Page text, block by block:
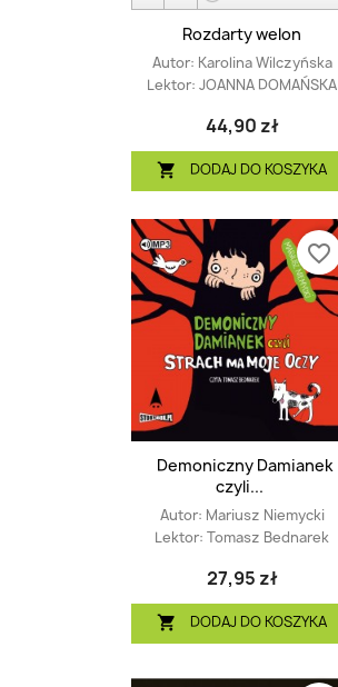
Rozdarty welon
Autor: Karolina Wilczyńska
Lektor: JOANNA DOMAŃSKA
44,90 zł
 DODAJ DO KOSZYKA
Demoniczny Damianek
czyli...
Autor: Mariusz Niemycki
Lektor: Tomasz Bednarek
27,95 zł
 DODAJ DO KOSZYKA
favorite_border